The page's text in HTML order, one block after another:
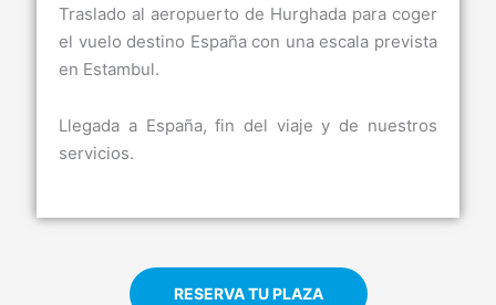
Traslado al aeropuerto de Hurghada para coger
el vuelo destino España con una escala prevista
en Estambul.
Llegada a España, fin del viaje y de nuestros
servicios.
RESERVA TU PLAZA